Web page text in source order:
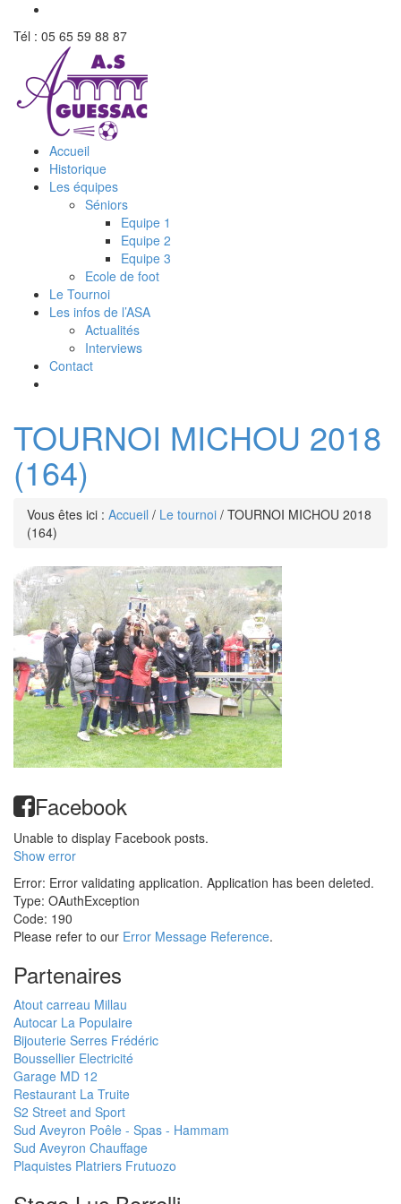
Tél : 05 65 59 88 87
Accueil
Historique
Les équipes
Séniors
Equipe 1
Equipe 2
Equipe 3
Ecole de foot
Le Tournoi
Les infos de l’ASA
Actualités
Interviews
Contact
TOURNOI MICHOU 2018
(164)
Vous êtes ici : Accueil / Le tournoi / TOURNOI MICHOU 2018
(164)
Facebook
Unable to display Facebook posts.
Show error
Error: Error validating application. Application has been deleted.
Type: OAuthException
Code: 190
Please refer to our Error Message Reference.
Partenaires
Atout carreau Millau
Autocar La Populaire
Bijouterie Serres Frédéric
Boussellier Electricité
Garage MD 12
Restaurant La Truite
S2 Street and Sport
Sud Aveyron Poêle - Spas - Hammam
Sud Aveyron Chauffage
Plaquistes Platriers Frutuozo